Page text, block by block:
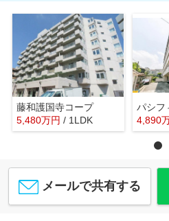
藤和護国寺コープ
5,480万円 / 1LDK
4,890
メールで共有する